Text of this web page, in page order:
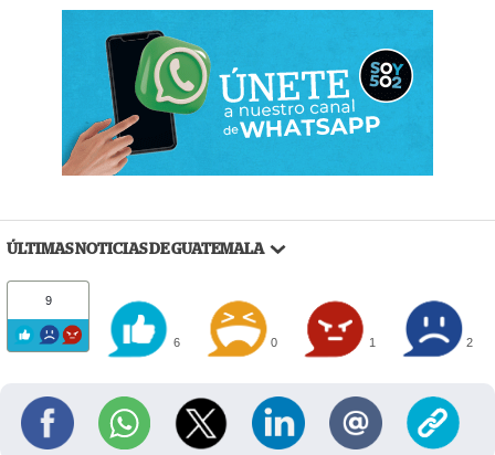
ÚLTIMAS NOTICIAS DE GUATEMALA
9
6 0 1 2